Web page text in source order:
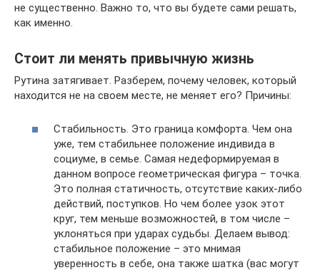
не существенно. Важно то, что вы будете сами решать,
как именно.
Стоит ли менять привычную жизнь
Рутина затягивает. Разберем, почему человек, который
находится не на своем месте, не меняет его? Причины:
Стабильность. Это граница комфорта. Чем она
уже, тем стабильнее положение индивида в
социуме, в семье. Самая недеформируемая в
данном вопросе геометрическая фигура – точка.
Это полная статичность, отсутствие каких-либо
действий, поступков. Но чем более узок этот
круг, тем меньше возможностей, в том числе –
уклоняться при ударах судьбы. Делаем вывод:
стабильное положение – это мнимая
уверенность в себе, она также шатка (вас могут